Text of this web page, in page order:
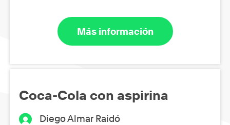
Más información
Coca-Cola con aspirina
Diego Almar Raidó